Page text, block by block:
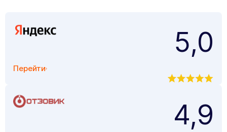
Перейти
5,0
4,9